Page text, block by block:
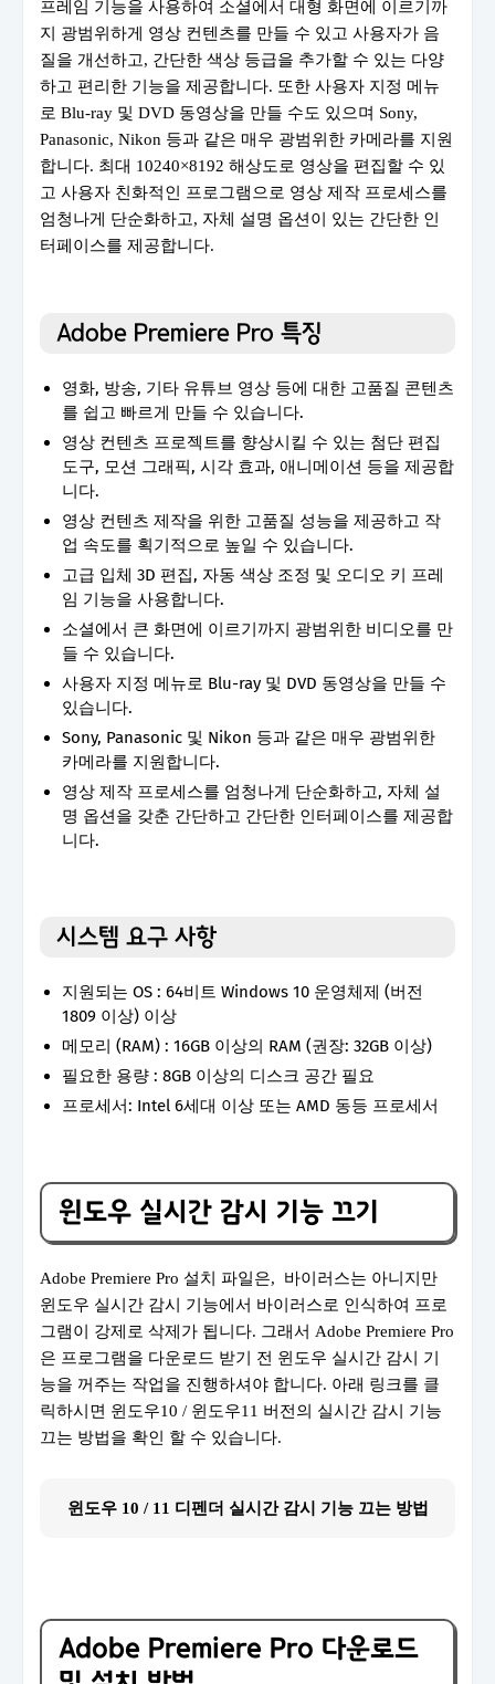
프레임 기능을 사용하여 소셜에서 대형 화면에 이르기까
지 광범위하게 영상 컨텐츠를 만들 수 있고 사용자가 음
질을 개선하고, 간단한 색상 등급을 추가할 수 있는 다양
하고 편리한 기능을 제공합니다. 또한 사용자 지정 메뉴
로 Blu-ray 및 DVD 동영상을 만들 수도 있으며 Sony,
Panasonic, Nikon 등과 같은 매우 광범위한 카메라를 지원
합니다. 최대 10240×8192 해상도로 영상을 편집할 수 있
고 사용자 친화적인 프로그램으로 영상 제작 프로세스를
엄청나게 단순화하고, 자체 설명 옵션이 있는 간단한 인
터페이스를 제공합니다.
Adobe Premiere Pro 특징
영화, 방송, 기타 유튜브 영상 등에 대한 고품질 콘텐츠
를 쉽고 빠르게 만들 수 있습니다.
영상 컨텐츠 프로젝트를 향상시킬 수 있는 첨단 편집
도구, 모션 그래픽, 시각 효과, 애니메이션 등을 제공합
니다.
영상 컨텐츠 제작을 위한 고품질 성능을 제공하고 작
업 속도를 획기적으로 높일 수 있습니다.
고급 입체 3D 편집, 자동 색상 조정 및 오디오 키 프레
임 기능을 사용합니다.
소셜에서 큰 화면에 이르기까지 광범위한 비디오를 만
들 수 있습니다.
사용자 지정 메뉴로 Blu-ray 및 DVD 동영상을 만들 수
있습니다.
Sony, Panasonic 및 Nikon 등과 같은 매우 광범위한
카메라를 지원합니다.
영상 제작 프로세스를 엄청나게 단순화하고, 자체 설
명 옵션을 갖춘 간단하고 간단한 인터페이스를 제공합
니다.
시스템 요구 사항
지원되는 OS : 64비트 Windows 10 운영체제 (버전
1809 이상) 이상
메모리 (RAM) : 16GB 이상의 RAM (권장: 32GB 이상)
필요한 용량 : 8GB 이상의 디스크 공간 필요
프로세서: Intel 6세대 이상 또는 AMD 동등 프로세서
윈도우 실시간 감시 기능 끄기
Adobe Premiere Pro 설치 파일은, 바이러스는 아니지만
윈도우 실시간 감시 기능에서 바이러스로 인식하여 프로
그램이 강제로 삭제가 됩니다. 그래서 Adobe Premiere Pro
은 프로그램을 다운로드 받기 전 윈도우 실시간 감시 기
능을 꺼주는 작업을 진행하셔야 합니다. 아래 링크를 클
릭하시면 윈도우10 / 윈도우11 버전의 실시간 감시 기능
끄는 방법을 확인 할 수 있습니다.
윈도우 10 / 11 디펜더 실시간 감시 기능 끄는 방법
Adobe Premiere Pro 다운로드